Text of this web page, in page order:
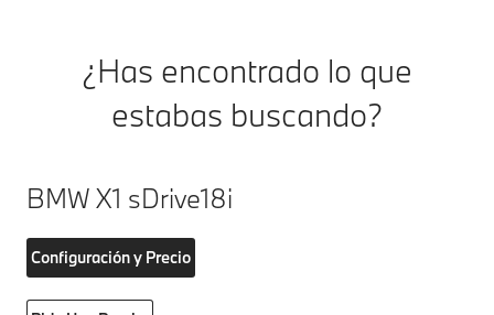
¿Has encontrado lo que
estabas buscando?
BMW X1 sDrive18i
Configuración y Precio